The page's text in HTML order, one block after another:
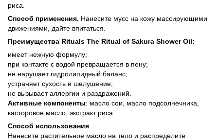
риса.
Способ применения. Нанесите мусс на кожу массирующими
движениями, дайте впитаться.
Преимущества Rituals The Ritual of Sakura Shower Oil:
имеет нежную формулу;
при контакте с водой превращается в пену;
не нарушает гидролипидный баланс;
устраняет сухость и шелушение;
не вызывает аллергии и раздражений.
Активные компоненты: масло сои, масло подсолнечника,
касторовое масло, экстракт риса
Способ использования
Нанесите растительное масло на тело и распределите